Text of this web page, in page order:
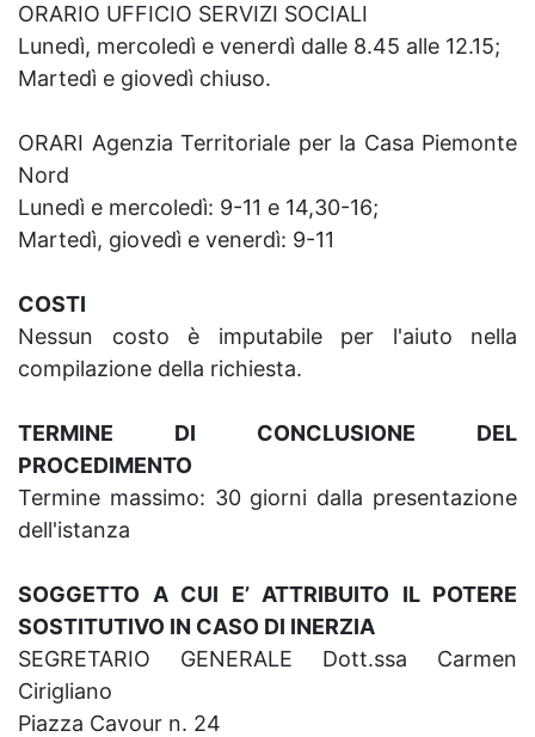
ORARIO UFFICIO SERVIZI SOCIALI
Lunedì, mercoledì e venerdì dalle 8.45 alle 12.15;
Martedì e giovedì chiuso.
ORARI Agenzia Territoriale per la Casa Piemonte
Nord
Lunedì e mercoledì: 9-11 e 14,30-16;
Martedì, giovedì e venerdì: 9-11
COSTI
Nessun costo è imputabile per l'aiuto nella
compilazione della richiesta.
TERMINE DI CONCLUSIONE DEL
PROCEDIMENTO
Termine massimo: 30 giorni dalla presentazione
dell'istanza
SOGGETTO A CUI E’ ATTRIBUITO IL POTERE
SOSTITUTIVO IN CASO DI INERZIA
SEGRETARIO GENERALE Dott.ssa Carmen
Cirigliano
Piazza Cavour n. 24